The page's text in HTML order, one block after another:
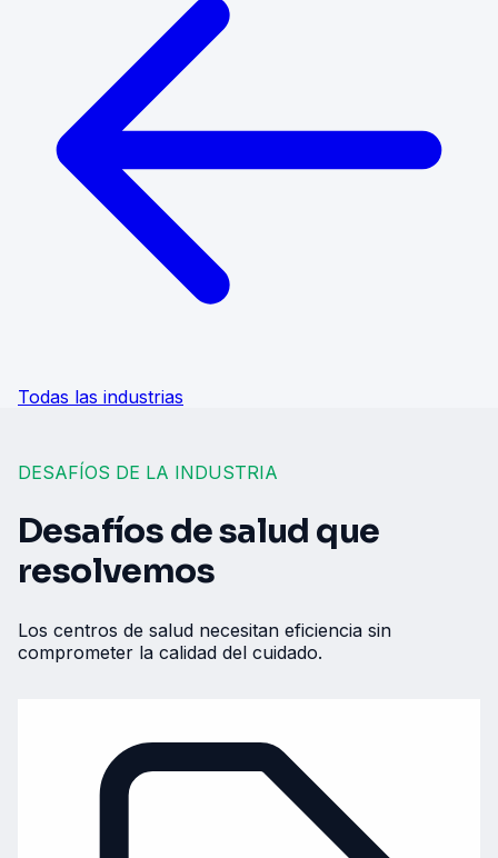
Todas las industrias
DESAFÍOS DE LA INDUSTRIA
Desafíos de salud que
resolvemos
Los centros de salud necesitan eficiencia sin
comprometer la calidad del cuidado.